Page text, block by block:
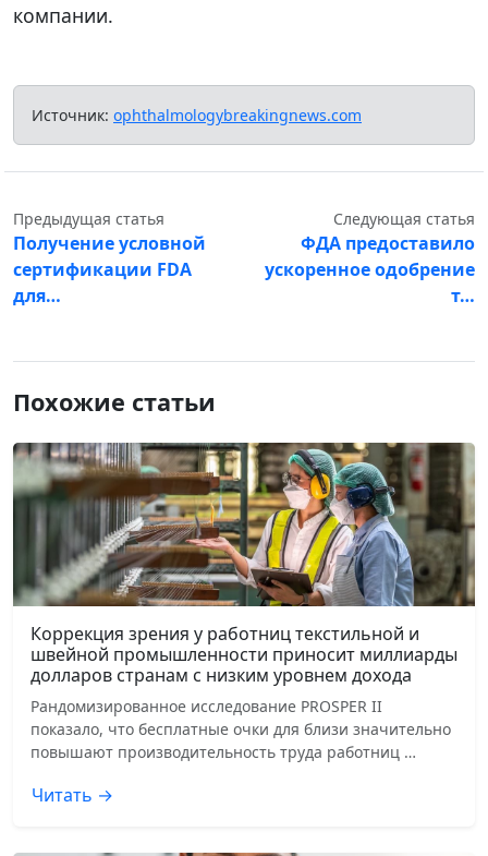
компании.
Источник: ophthalmologybreakingnews.com
Предыдущая статья
Получение условной
сертификации FDA
для…
Следующая статья
ФДА предоставило
ускоренное одобрение
т…
Похожие статьи
Коррекция зрения у работниц текстильной и
швейной промышленности приносит миллиарды
долларов странам с низким уровнем дохода
Рандомизированное исследование PROSPER II
показало, что бесплатные очки для близи значительно
повышают производительность труда работниц …
Читать →